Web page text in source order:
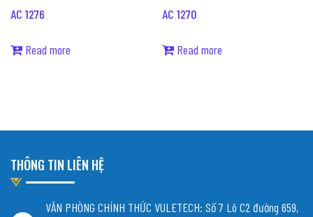
AC 1276
Read more
AC 1270
Read more
THÔNG TIN LIÊN HỆ
VĂN PHÒNG CHÍNH THỨC VULETECH: Số 7 Lô C2 đường 659,